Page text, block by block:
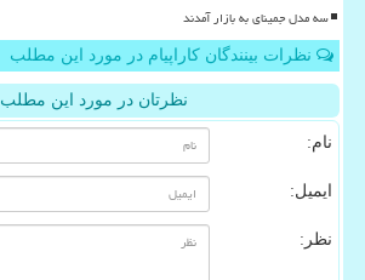
سه مدل جمینای به بازار آمدند
نظرات بینندگان کاراپیام در مورد این مطلب
نظرتان در مورد این مطلب
نام:
ایمیل:
نظر: